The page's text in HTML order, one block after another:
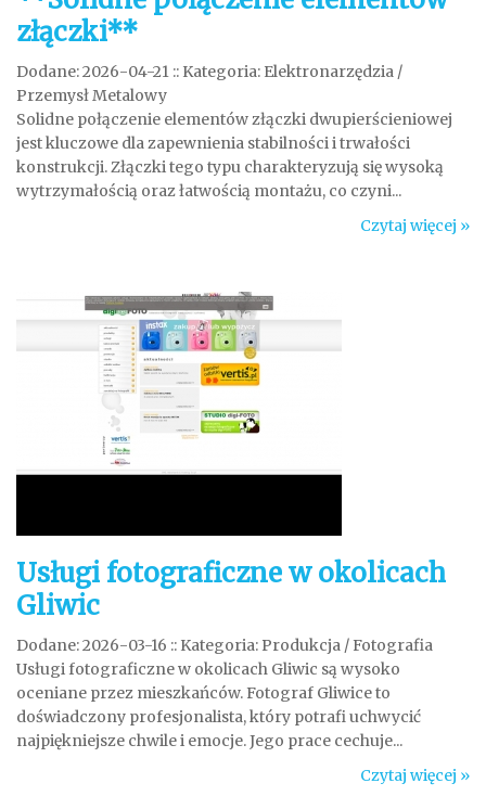
złączki**
Dodane: 2026-04-21 :: Kategoria: Elektronarzędzia /
Przemysł Metalowy
Solidne połączenie elementów złączki dwupierścieniowej
jest kluczowe dla zapewnienia stabilności i trwałości
konstrukcji. Złączki tego typu charakteryzują się wysoką
wytrzymałością oraz łatwością montażu, co czyni...
Czytaj więcej »
Usługi fotograficzne w okolicach
Gliwic
Dodane: 2026-03-16 :: Kategoria: Produkcja / Fotografia
Usługi fotograficzne w okolicach Gliwic są wysoko
oceniane przez mieszkańców. Fotograf Gliwice to
doświadczony profesjonalista, który potrafi uchwycić
najpiękniejsze chwile i emocje. Jego prace cechuje...
Czytaj więcej »